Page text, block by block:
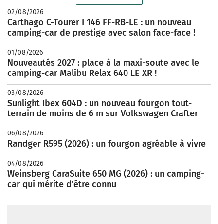
02/08/2026
Carthago C-Tourer I 146 FF-RB-LE : un nouveau
camping-car de prestige avec salon face-face !
01/08/2026
Nouveautés 2027 : place à la maxi-soute avec le
camping-car Malibu Relax 640 LE XR !
03/08/2026
Sunlight Ibex 604D : un nouveau fourgon tout-
terrain de moins de 6 m sur Volkswagen Crafter
06/08/2026
Randger R595 (2026) : un fourgon agréable à vivre
04/08/2026
Weinsberg CaraSuite 650 MG (2026) : un camping-
car qui mérite d'être connu